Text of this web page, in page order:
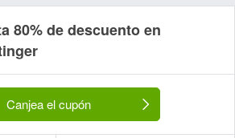
80% de descuento en
Canjea el cupón